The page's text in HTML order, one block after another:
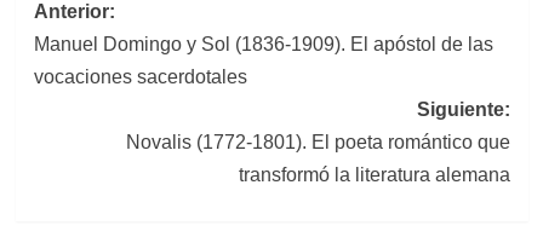
Navegación
de
Anterior:
Manuel Domingo y Sol (1836-1909). El apóstol de las
vocaciones sacerdotales
Siguiente:
Novalis (1772-1801). El poeta romántico que
transformó la literatura alemana